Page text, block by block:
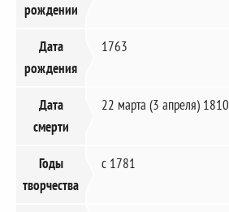
рождении
Дата
рождения
1763
Дата
смерти
22 марта (3 апреля) 1810
Годы
творчества
с 1781